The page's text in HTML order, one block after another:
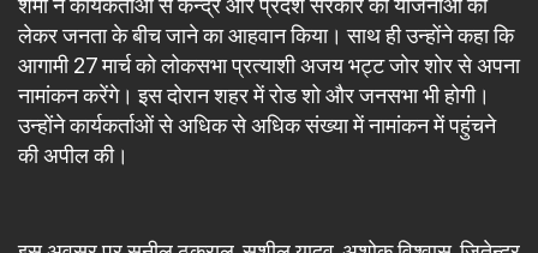
शर्मा ने कार्यकर्ताओं से केन्द्र और प्रदेश सरकार की योजनाओं को
लेकर जनता के बीच जाने का आहवान किया। साथ ही उन्होंने कहा कि
आगामी 27 मार्च को लोकसभा प्रत्याशी अजय भट्ट जोर शोर से अपना
नामांकन करेंगे। इस दोरान शहर में रोड शो और जनसभा भी होगी।
उन्होंने कार्यकर्ताओं से अधिक से अधिक संख्या में नामांकन में पहुंचने
की अपील की।